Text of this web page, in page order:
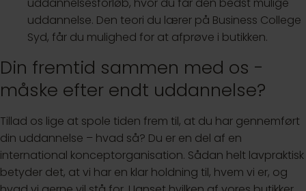
uddannelsesforløb, hvor du får den bedst mulige
uddannelse. Den teori du lærer på Business College
Syd, får du mulighed for at afprøve i butikken.
Din fremtid sammen med os -
måske efter endt uddannelse?
Tillad os lige at spole tiden frem til, at du har gennemført
din uddannelse – hvad så? Du er en del af en
international konceptorganisation. Sådan helt lavpraktisk
betyder det, at vi har en klar holdning til, hvem vi er, og